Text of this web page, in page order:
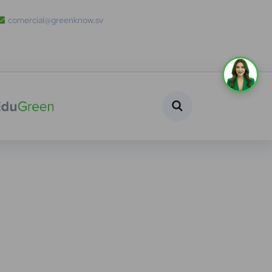
comercial@greenknow.sv